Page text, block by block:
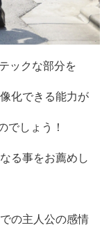
ックな部分を
化できる能力が
でしょう！
る事をお薦めし
の主人公の感情